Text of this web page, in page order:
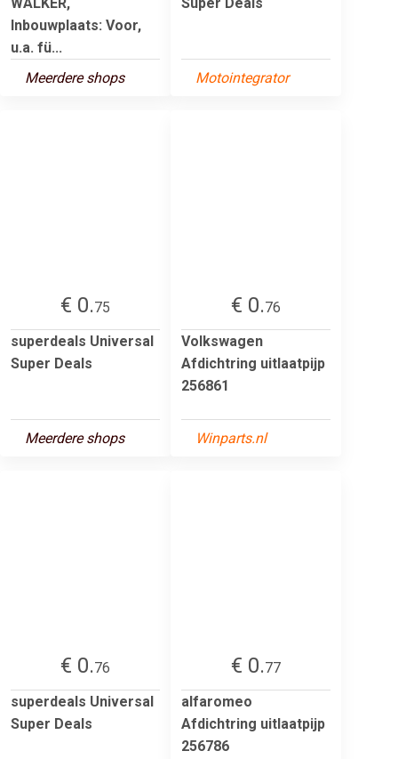
Inbouwplaats: Voor,
u.a. fü...
Meerdere shops
Motointegrator
€ 0.75
superdeals Universal
Super Deals
Meerdere shops
€ 0.76
Volkswagen
Afdichtring uitlaatpijp
256861
Winparts.nl
€ 0.76
superdeals Universal
Super Deals
€ 0.77
alfaromeo
Afdichtring uitlaatpijp
256786